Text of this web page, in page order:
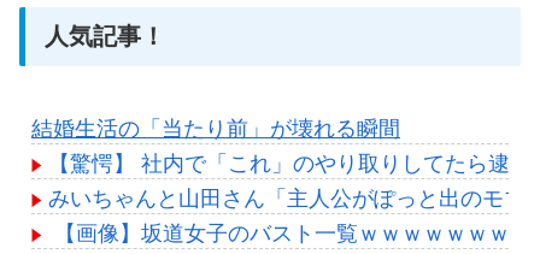
人気記事！
結婚生活の「当たり前」が壊れる瞬間
【驚愕】 社内で「これ」のやり取りしてたら逮
みいちゃんと山田さん「主人公がぽっと出のモ
【画像】坂道女子のバスト一覧ｗｗｗｗｗｗｗ